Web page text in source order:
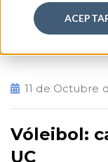
Home 2024
11 de Octubre
Vóleibol:
UC